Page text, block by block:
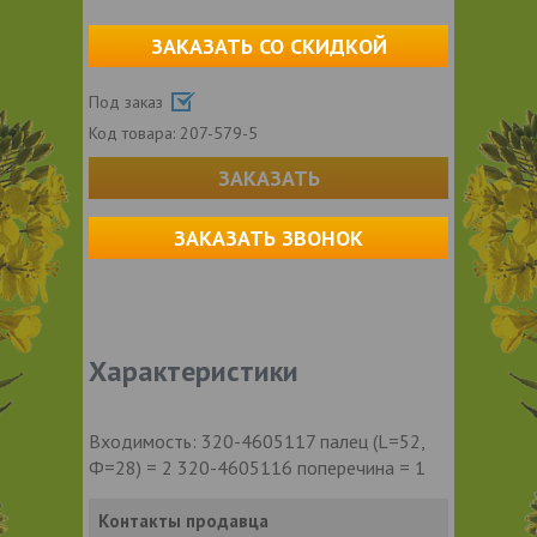
ЗАКАЗАТЬ СО СКИДКОЙ
Под заказ
Код товара: 207-579-5
ЗАКАЗАТЬ
ЗАКАЗАТЬ ЗВОНОК
Характеристики
Входимость: 320-4605117 палец (L=52,
Ф=28) = 2 320-4605116 поперечина = 1
Контакты продавца